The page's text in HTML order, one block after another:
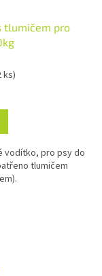
tlumičem pro
ks)
vodítko, pro psy do
tlumičem